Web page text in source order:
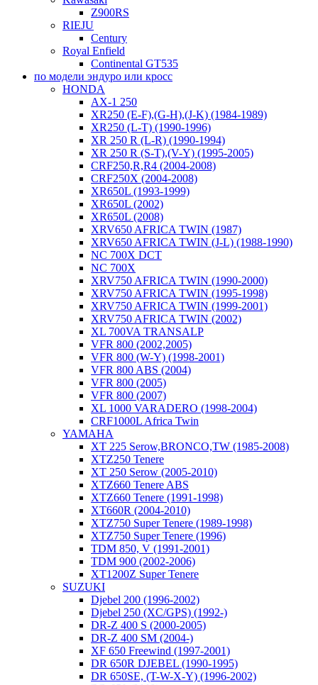
Z900RS
RIEJU
Century
Royal Enfield
Continental GT535
по модели эндуро или кросс
HONDA
AX-1 250
XR250 (E-F),(G-H),(J-K) (1984-1989)
XR250 (L-T) (1990-1996)
XR 250 R (L-R) (1990-1994)
XR 250 R (S-T),(V-Y) (1995-2005)
CRF250,R,R4 (2004-2008)
CRF250X (2004-2008)
XR650L (1993-1999)
XR650L (2002)
XR650L (2008)
XRV650 AFRICA TWIN (1987)
XRV650 AFRICA TWIN (J-L) (1988-1990)
NC 700X DCT
NC 700X
XRV750 AFRICA TWIN (1990-2000)
XRV750 AFRICA TWIN (1995-1998)
XRV750 AFRICA TWIN (1999-2001)
XRV750 AFRICA TWIN (2002)
XL 700VA TRANSALP
VFR 800 (2002,2005)
VFR 800 (W-Y) (1998-2001)
VFR 800 ABS (2004)
VFR 800 (2005)
VFR 800 (2007)
XL 1000 VARADERO (1998-2004)
CRF1000L Africa Twin
YAMAHA
XT 225 Serow,BRONCO,TW (1985-2008)
XTZ250 Tenere
XT 250 Serow (2005-2010)
XTZ660 Tenere ABS
XTZ660 Tenere (1991-1998)
XT660R (2004-2010)
XTZ750 Super Tenere (1989-1998)
XTZ750 Super Tenere (1996)
TDM 850, V (1991-2001)
TDM 900 (2002-2006)
XT1200Z Super Tenere
SUZUKI
Djebel 200 (1996-2002)
Djebel 250 (XC/GPS) (1992-)
DR-Z 400 S (2000-2005)
DR-Z 400 SM (2004-)
XF 650 Freewind (1997-2001)
DR 650R DJEBEL (1990-1995)
DR 650SE, (T-W-X-Y) (1996-2002)